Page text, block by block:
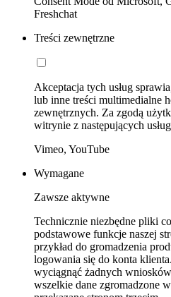
Freshchat
Treści zewnętrzne
Akceptacja tych usług
lub inne treści multimedialne
zewnętrznych. Za zgodą
witrynie z następujących
Vimeo, YouTube
Wymagane
Zawsze aktywne
Technicznie niezbędne pliki
podstawowe funkcje naszej
przykład do gromadzenia
logowania się do konta
wyciągnąć żadnych
wszelkie dane zgromadzone